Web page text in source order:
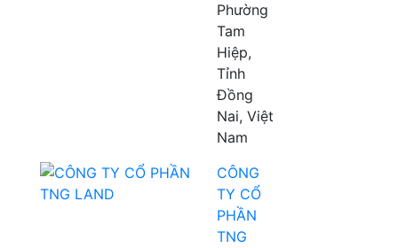
Phường
Tam
Hiệp,
Tỉnh
Đồng
Nai, Việt
Nam
CÔNG
TY CỔ
PHẦN
TNG